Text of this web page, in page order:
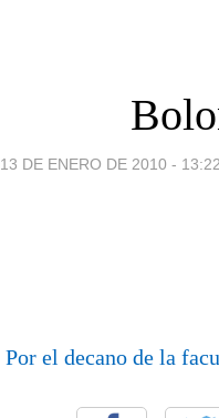
13 DE ENERO DE 2010 - 13:22
Por el decano de la